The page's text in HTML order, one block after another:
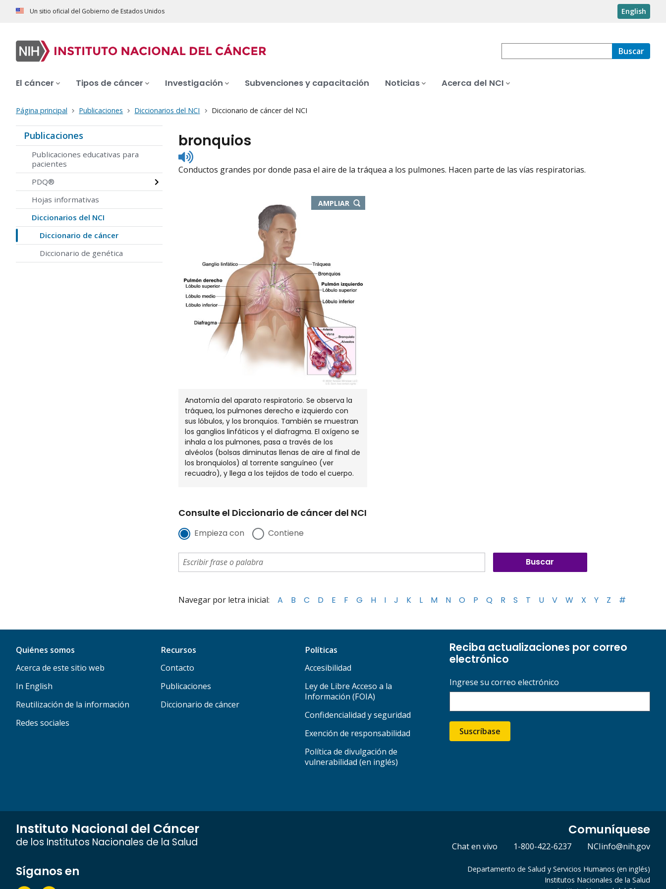
Un sitio oficial del Gobierno de Estados Unidos English
Buscar
El cáncer Tipos de cáncer Investigación Subvenciones y capacitación Noticias Acerca del NCI
Página principal Publicaciones Diccionarios del NCI Diccionario de cáncer del NCI
Publicaciones
Publicaciones educativas para
pacientes
PDQ®
Hojas informativas
Diccionarios del NCI
Diccionario de cáncer
Diccionario de genética
bronquios
Listen
to
pronunciation
Conductos grandes por donde pasa el aire de la tráquea a los pulmones. Hacen parte de las vías respiratorias.
AMPLIAR
ABRE
Anatomía del aparato respiratorio. Se observa la
tráquea, los pulmones derecho e izquierdo con
sus lóbulos, y los bronquios. También se muestran
los ganglios linfáticos y el diafragma. El oxígeno se
inhala a los pulmones, pasa a través de los
alvéolos (bolsas diminutas llenas de aire al final de
los bronquiolos) al torrente sanguíneo (ver
recuadro), y llega a los tejidos de todo el cuerpo.
Consulte el Diccionario de cáncer del NCI
Empieza con Contiene
Navegar por letra inicial: A B C D E F G H I J K L M N O P Q R S T U V W X Y Z #
Quiénes somos
Acerca de este sitio web
In English
Reutilización de la información
Redes sociales
Recursos
Contacto
Publicaciones
Diccionario de cáncer
Políticas
Accesibilidad
Ley de Libre Acceso a la
Información (FOIA)
Confidencialidad y seguridad
Exención de responsabilidad
Política de divulgación de
vulnerabilidad (en inglés)
Reciba actualizaciones por correo
electrónico
Ingrese su correo electrónico
Suscríbase
Instituto Nacional del Cáncer
de los Institutos Nacionales de la Salud
Comuníquese
Chat en vivo 1-800-422-6237 NCIinfo@nih.gov
Síganos en
Departamento de Salud y Servicios Humanos (en inglés)
Institutos Nacionales de la Salud